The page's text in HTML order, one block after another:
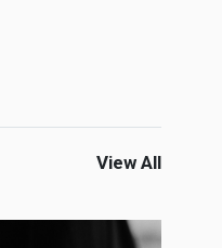
View All